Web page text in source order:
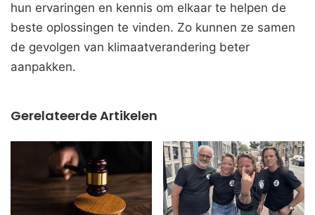
hun ervaringen en kennis om elkaar te helpen de
beste oplossingen te vinden. Zo kunnen ze samen
de gevolgen van klimaatverandering beter
aanpakken.
Gerelateerde Artikelen